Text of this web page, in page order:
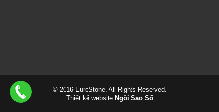
© 2016 EuroStone. All Rights Reserved.
Thiết kế website Ngôi Sao Số